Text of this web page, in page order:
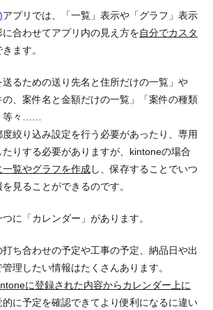
アプリでは、 「一覧」表示や 「グラフ」表示
合わせてアプリ内の見え方を自分でカスタ
きます。
るための送り先名と住所だけの一覧」や
の、案件名と金額だけの一覧」「案件の種類
等々……
度絞り込み設定を行う 必要があったり、 専用
りする必要がありますが、kintoneの場合
覧やグラフを作成し、保存することでいつ
見ることができるのです。
に 「カレンダー」 があります。
ち合わせの予定や工事の予定、納品日や出
理したい情報はたくさんあります。
に登録された内容からカレンダー上に
的に予定を確認できてより便利になるに違い